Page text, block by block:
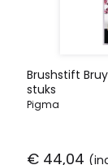
Brushstift
stuks
Pigma
€ 44,04